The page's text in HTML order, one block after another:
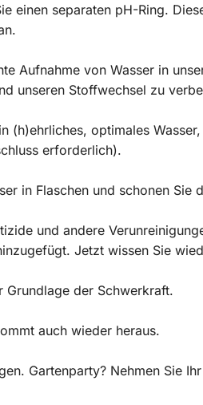
einen separaten pH-Ring.
Aufnahme von Wasser in
unseren Stoffwechsel zu
(h)ehrliches, optimales
erforderlich).
in Flaschen und schonen
und andere
Jetzt wissen Sie
Grundlage der Schwerkraft.
auch wieder heraus.
Gartenparty? Nehmen Sie